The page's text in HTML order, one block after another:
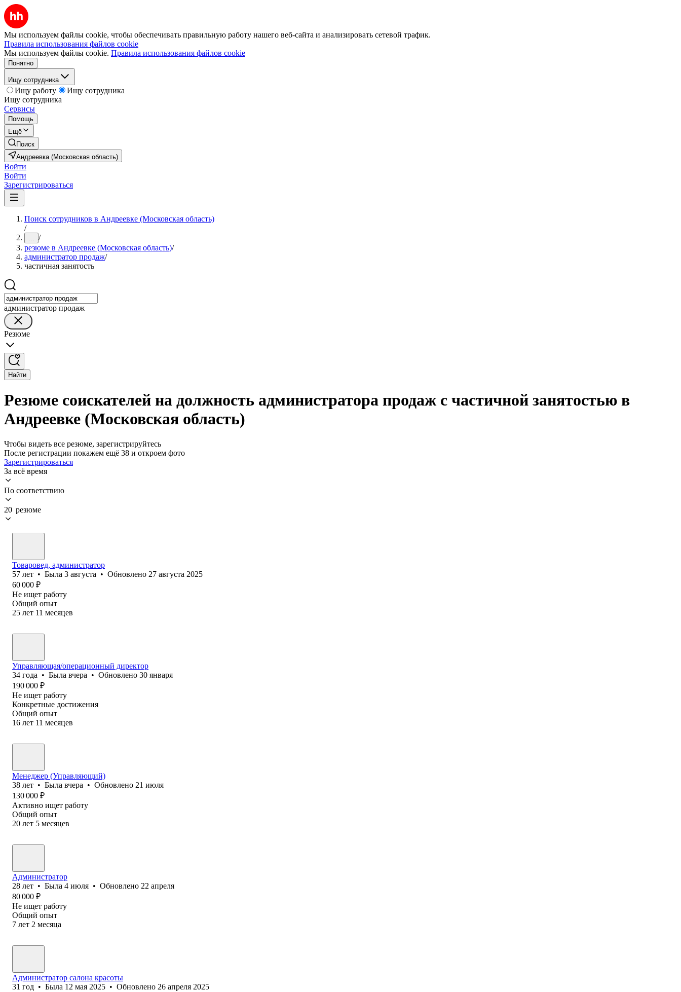
Мы используем файлы cookie, чтобы обеспечивать правильную работу нашего веб-сайта и анализировать сетевой трафик.
Правила использования файлов cookie
Мы используем файлы cookie. Правила использования файлов cookie
Понятно
Ищу сотрудника
Ищу работу
Ищу сотрудника
Ищу сотрудника
Сервисы
Помощь
Ещё
Поиск
Андреевка (Московская область)
Войти
Войти
Зарегистрироваться
Поиск сотрудников в Андреевке (Московская область)
/
... /
резюме в Андреевке (Московская область)/
администратор продаж/
частичная занятость
администратор продаж
Резюме
Найти
Резюме соискателей на должность администратора продаж с частичной занятостью в
Андреевке (Московская область)
Чтобы видеть все резюме, зарегистрируйтесь
После регистрации покажем ещё 38 и откроем фото
Зарегистрироваться
За всё время
По соответствию
20 резюме
Товаровед, администратор
57 лет • Была 3 августа • Обновлено 27 августа 2025
60 000 ₽
Не ищет работу
Общий опыт
25 лет 11 месяцев
Управляющая/операционный директор
34 года • Была вчера • Обновлено 30 января
190 000 ₽
Не ищет работу
Конкретные достижения
Общий опыт
16 лет 11 месяцев
Менеджер (Управляющий)
38 лет • Была вчера • Обновлено 21 июля
130 000 ₽
Активно ищет работу
Общий опыт
20 лет 5 месяцев
Администратор
28 лет • Была 4 июля • Обновлено 22 апреля
80 000 ₽
Не ищет работу
Общий опыт
7 лет 2 месяца
Администратор салона красоты
31 год • Была 12 мая 2025 • Обновлено 26 апреля 2025